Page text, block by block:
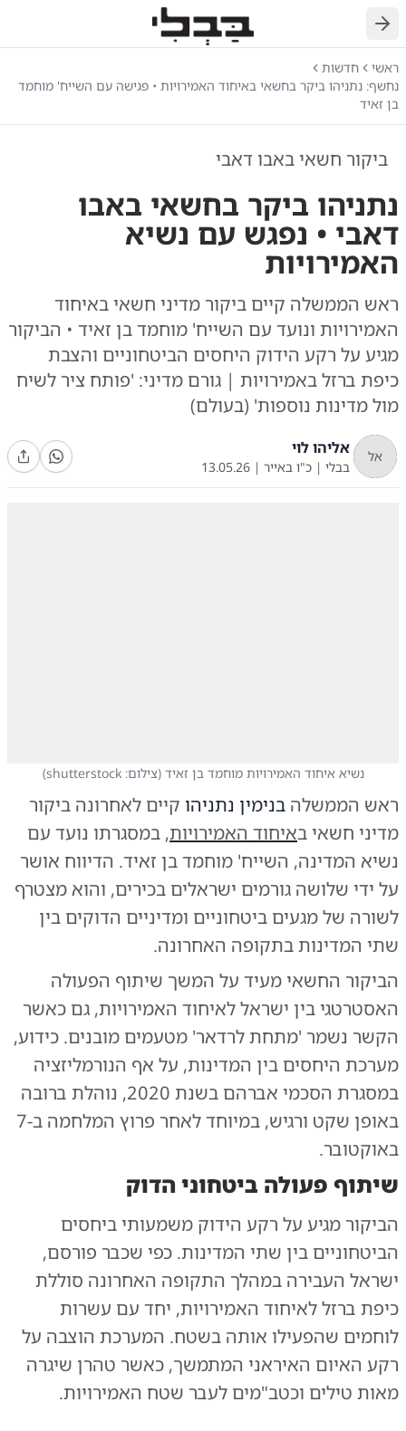
חזרה
ראשי
חדשות
נחשף: נתניהו ביקר בחשאי באיחוד האמירויות • פגישה עם השייח' מוחמד
בן זאיד
ביקור חשאי באבו דאבי
נתניהו ביקר בחשאי באבו
דאבי • נפגש עם נשיא
האמירויות
ראש הממשלה קיים ביקור מדיני חשאי באיחוד
האמירויות ונועד עם השייח' מוחמד בן זאיד • הביקור
מגיע על רקע הידוק היחסים הביטחוניים והצבת
כיפת ברזל באמירויות | גורם מדיני: 'פותח ציר לשיח
מול מדינות נוספות' (בעולם)
אל אליהו לוי
בבלי | כ"ו באייר |
13.05.26
נשיא איחוד האמירויות מוחמד בן זאיד(צילום: shutterstock )
ראש הממשלה בנימין נתניהו קיים לאחרונה ביקור
מדיני חשאי באיחוד האמירויות, במסגרתו נועד עם
נשיא המדינה, השייח' מוחמד בן זאיד. הדיווח אושר
על ידי שלושה גורמים ישראלים בכירים, והוא מצטרף
לשורה של מגעים ביטחוניים ומדיניים הדוקים בין
שתי המדינות בתקופה האחרונה.
הביקור החשאי מעיד על המשך שיתוף הפעולה
האסטרטגי בין ישראל לאיחוד האמירויות, גם כאשר
הקשר נשמר 'מתחת לרדאר' מטעמים מובנים. כידוע,
מערכת היחסים בין המדינות, על אף הנורמליזציה
במסגרת הסכמי אברהם בשנת 2020, נוהלת ברובה
באופן שקט ורגיש, במיוחד לאחר פרוץ המלחמה ב-7
באוקטובר.
שיתוף פעולה ביטחוני הדוק
הביקור מגיע על רקע הידוק משמעותי ביחסים
הביטחוניים בין שתי המדינות. כפי שכבר פורסם,
ישראל העבירה במהלך התקופה האחרונה סוללת
כיפת ברזל לאיחוד האמירויות, יחד עם עשרות
לוחמים שהפעילו אותה בשטח. המערכת הוצבה על
רקע האיום האיראני המתמשך, כאשר טהרן שיגרה
מאות טילים וכטב"מים לעבר שטח האמירויות.